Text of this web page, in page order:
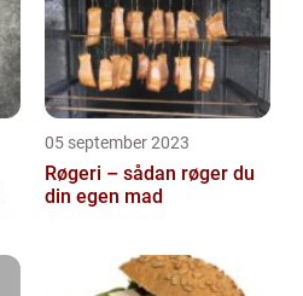
05 september 2023
Røgeri – sådan røger du
din egen mad